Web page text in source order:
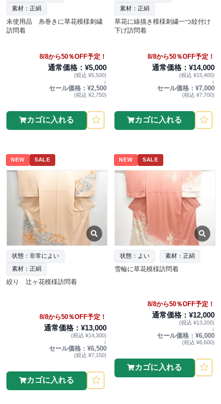
素材：正絹
未使用品 糸巻きに草花模様刺繍
訪問着
8/8から50％OFF予定！
通常価格：¥5,000
(税込 ¥5,500)
↓
セール価格：¥2,500
(税込 ¥2,750)
カゴに入れる
素材：正絹
草花に線描き模様刺繍一つ紋付け
下げ訪問着
8/8から50％OFF予定！
通常価格：¥14,000
(税込 ¥15,400)
↓
セール価格：¥7,000
(税込 ¥7,700)
カゴに入れる
NEW SALE
状態：非常によい
素材：正絹
絞り 辻ヶ花模様訪問着
8/8から50％OFF予定！
通常価格：¥13,000
(税込 ¥14,300)
↓
セール価格：¥6,500
(税込 ¥7,150)
カゴに入れる
NEW SALE
状態：よい 素材：正絹
雪輪に草花模様訪問着
8/8から50％OFF予定！
通常価格：¥12,000
(税込 ¥13,200)
↓
セール価格：¥6,000
(税込 ¥6,600)
カゴに入れる